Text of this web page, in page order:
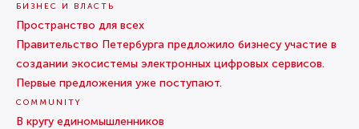
БИЗНЕС И ВЛАСТЬ
Пространство для всех
Правительство Петербурга предложило бизнесу участие в
создании экосистемы электронных цифровых сервисов.
Первые предложения уже поступают.
COMMUNITY
В кругу единомышленников